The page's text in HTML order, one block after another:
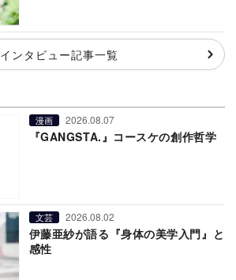
インタビュー記事一覧
漫画 2026.08.07
『GANGSTA.』コースケの創作哲学
文芸 2026.08.02
伊藤亜紗が語る『身体の美学入門』と
感性